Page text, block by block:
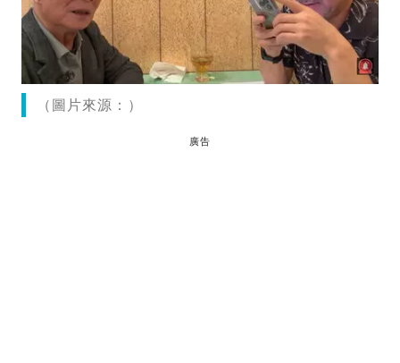
（圖片來源：）
廣告